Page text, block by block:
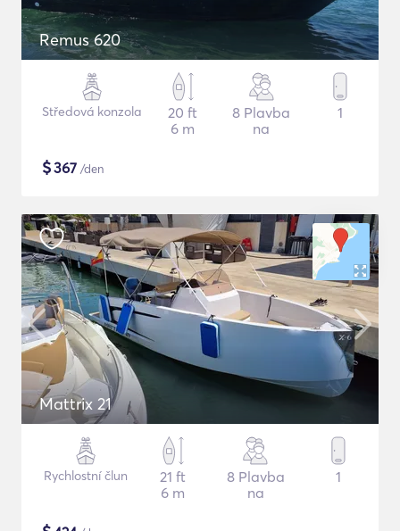
Remus 620
Středová konzola
20 ft
6 m
8 Plavba
na
1
$367 /den
Mattrix 21
Rychlostní člun
21 ft
6 m
8 Plavba
na
1